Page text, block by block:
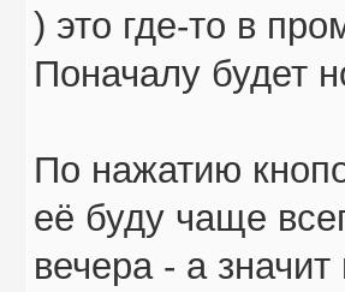
) это где-то в
Поначалу будет
По нажатию
её буду чаще
вечера - а